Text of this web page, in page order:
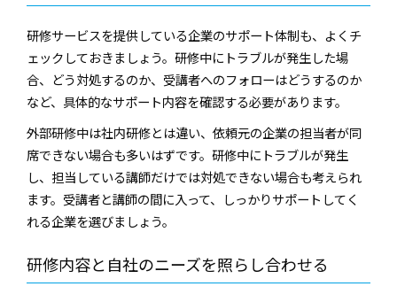
研修サービスを提供している企業のサポート体制も、よくチ
ェックしておきましょう。研修中にトラブルが発生した場
合、どう対処するのか、受講者へのフォローはどうするのか
など、具体的なサポート内容を確認する必要があります。
外部研修中は社内研修とは違い、依頼元の企業の担当者が同
席できない場合も多いはずです。研修中にトラブルが発生
し、担当している講師だけでは対処できない場合も考えられ
ます。受講者と講師の間に入って、しっかりサポートしてく
れる企業を選びましょう。
研修内容と自社のニーズを照らし合わせる